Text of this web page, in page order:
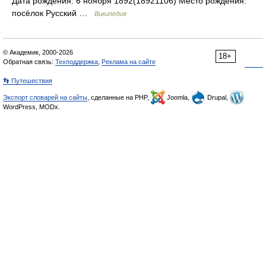
посёлок Русский …
Википедия
18+
© Академик, 2000-2026
Обратная связь: Техподдержка Реклама на сайте
👣 Путешествия
Экспорт словарей на сайты , сделанные на PHP, Joomla,
Drupal,
WordPress, MODx.